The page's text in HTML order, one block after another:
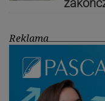
Reklama